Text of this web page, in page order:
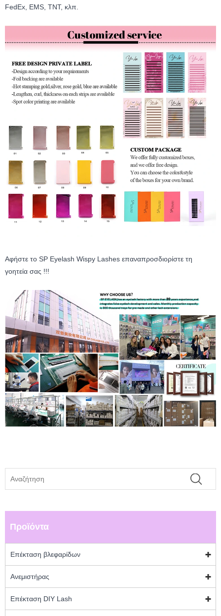
FedEx, EMS, TNT, κλπ.
Αφήστε το SP Eyelash Wispy Lashes επαναπροσδιορίστε τη
γοητεία σας !!!
Προϊόντα
Επέκταση βλεφαρίδων
Ανεμιστήρας
Επέκταση DIY Lash